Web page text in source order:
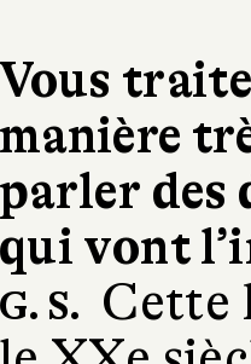
Vous
manière
parler des
qui vont
G. S. Cette